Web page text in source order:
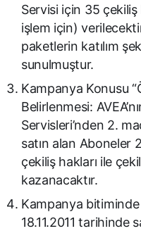
Servisi için 35
işlem için)
paketlerin katılım
sunulmuştur.
Kampanya Konusu
Belirlenmesi:
Servisleri’nden 2.
satın alan Aboneler
çekiliş hakları ile
kazanacaktır.
Kampanya
18.11.2011 tarihinde